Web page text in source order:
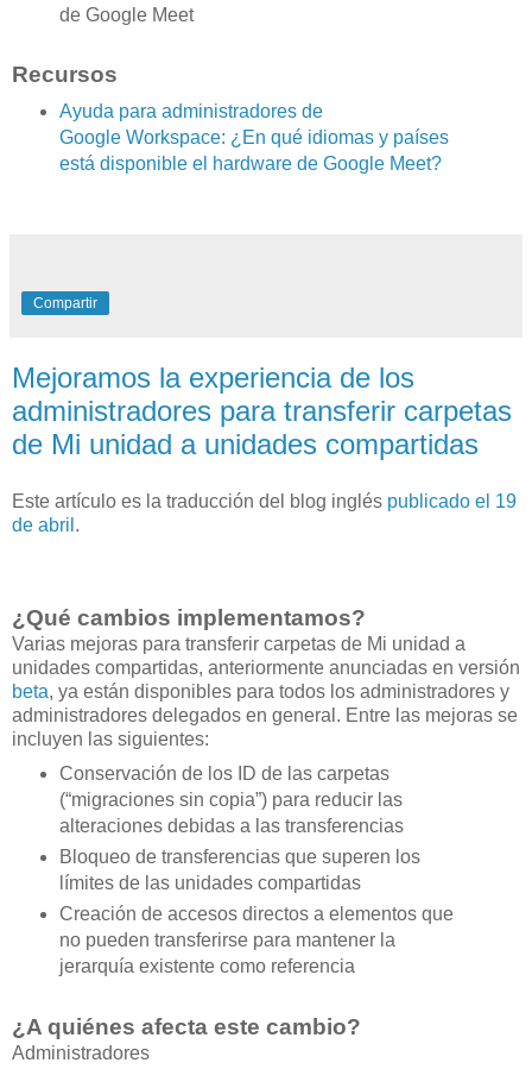
de Google Meet
Recursos
Ayuda para administradores de
Google Workspace: ¿En qué idiomas y países
está disponible el hardware de Google Meet?
Compartir
Mejoramos la experiencia de los
administradores para transferir carpetas
de Mi unidad a unidades compartidas
Este artículo es la traducción del blog inglés publicado el 19
de abril .
¿Qué cambios implementamos?
Varias mejoras para transferir carpetas de Mi unidad a
unidades compartidas, anteriormente anunciadas en versión
beta, ya están disponibles para todos los administradores y
administradores delegados en general. Entre las mejoras se
incluyen las siguientes:
Conservación de los ID de las carpetas
(“migraciones sin copia”) para reducir las
alteraciones debidas a las transferencias
Bloqueo de transferencias que superen los
límites de las unidades compartidas
Creación de accesos directos a elementos que
no pueden transferirse para mantener la
jerarquía existente como referencia
¿A quiénes afecta este cambio?
Administradores